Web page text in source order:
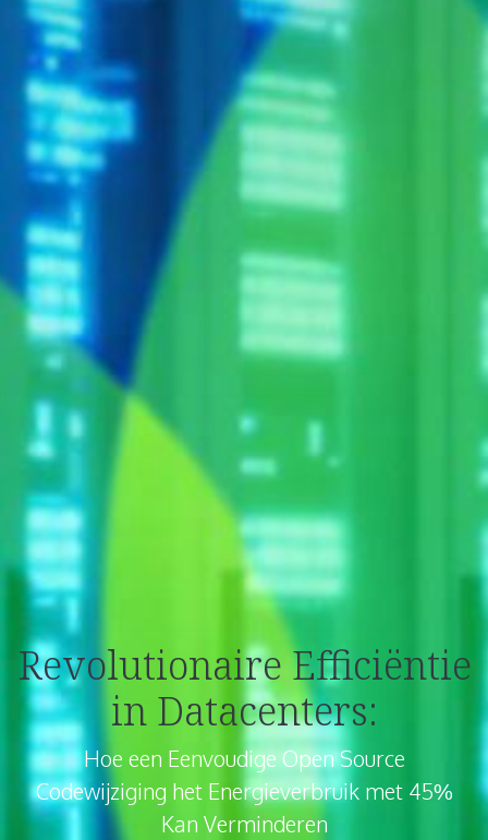
Revolutionaire Efficiëntie
in Datacenters:
Hoe een Eenvoudige Open Source
Codewijziging het Energieverbruik met 45%
Kan Verminderen